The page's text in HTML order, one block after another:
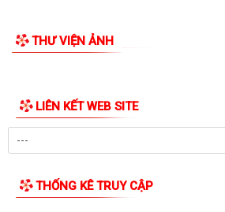
Chương trình tặng hàng viện trợ cho phụ nữ
Đảng ủy xã Thanh Hà trao Huy hiệu 60
Mạc Đình Tường
bộ Hội cơ sở
LIÊN KẾT WEB SITE